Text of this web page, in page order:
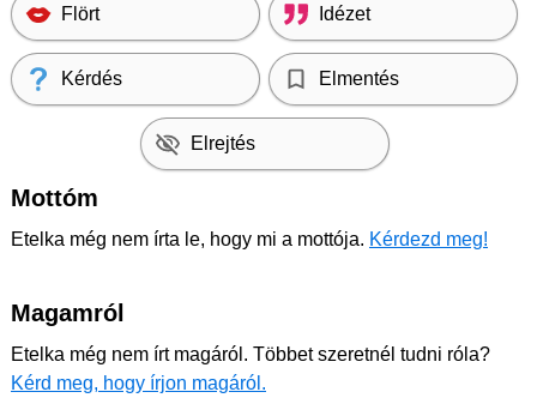
Flört Idézet
Kérdés Elmentés
Elrejtés
Mottóm
Etelka még nem írta le, hogy mi a mottója. Kérdezd meg!
Magamról
Etelka még nem írt magáról. Többet szeretnél tudni róla?
Kérd meg, hogy írjon magáról.